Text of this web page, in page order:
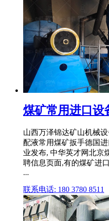
煤矿常用进口设
山西万泽锦达矿山机械
配液常用煤矿扳手德国
业发布, 中华英才网北京
聘信息页面,有的煤矿进
...
联系电话: 180 3780 8511